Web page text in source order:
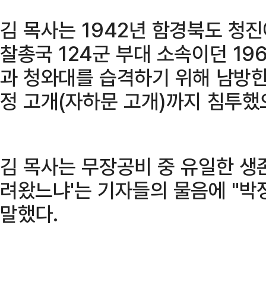
김 목사는 1942년 함경북도 청
찰총국 124군 부대 소속이던
과 청와대를 습격하기 위해 남방
정 고개(자하문 고개)까지 침투
김 목사는 무장공비 중 유일한
려왔느냐'는 기자들의 물음에 "
말했다.